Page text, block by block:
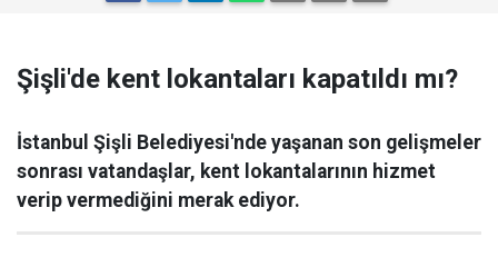
Şişli'de kent lokantaları kapatıldı mı?
İstanbul Şişli Belediyesi'nde yaşanan son gelişmeler
sonrası vatandaşlar, kent lokantalarının hizmet
verip vermediğini merak ediyor.